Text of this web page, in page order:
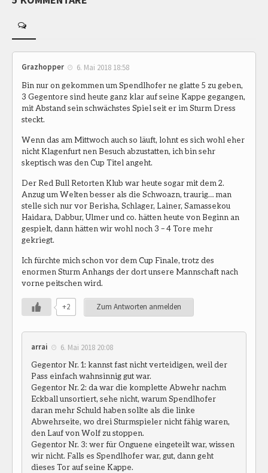
Grazhopper 6. Mai 2018 18:58
Bin nur on gekommen um Spendlhofer ne glatte 5 zu geben,
3 Gegentore sind heute ganz klar auf seine Kappe gegangen,
mit Abstand sein schwächstes Spiel seit er im Sturm Dress
steckt.
Wenn das am Mittwoch auch so läuft, lohnt es sich wohl eher
nicht Klagenfurt nen Besuch abzustatten, ich bin sehr
skeptisch was den Cup Titel angeht.
Der Red Bull Retorten Klub war heute sogar mit dem 2.
Anzug um Welten besser als die Schwoazn, traurig… man
stelle sich nur vor Berisha, Schlager, Lainer, Samassekou
Haidara, Dabbur, Ulmer und co. hätten heute von Beginn an
gespielt, dann hätten wir wohl noch 3 – 4 Tore mehr
gekriegt.
Ich fürchte mich schon vor dem Cup Finale, trotz des
enormen Sturm Anhangs der dort unsere Mannschaft nach
vorne peitschen wird.
+2 Zum Antworten anmelden
arrai 6. Mai 2018 20:08
Gegentor Nr. 1: kannst fast nicht verteidigen, weil der
Pass einfach wahnsinnig gut war.
Gegentor Nr. 2: da war die komplette Abwehr nachm
Eckball unsortiert, sehe nicht, warum Spendlhofer
daran mehr Schuld haben sollte als die linke
Abwehrseite, wo drei Sturmspieler nicht fähig waren,
den Lauf von Wolf zu stoppen.
Gegentor Nr. 3: wer für Onguene eingeteilt war, wissen
wir nicht. Falls es Spendlhofer war, gut, dann geht
dieses Tor auf seine Kappe.